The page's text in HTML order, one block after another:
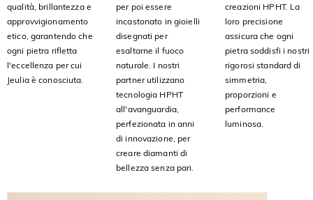
qualità, brillantezza e
approvvigionamento
etico, garantendo che
ogni pietra rifletta
l'eccellenza per cui
Jeulia è conosciuta.
per poi essere
incastonato in gioielli
disegnati per
esaltarne il fuoco
naturale. I nostri
partner utilizzano
tecnologia HPHT
all'avanguardia,
perfezionata in anni
di innovazione, per
creare diamanti di
bellezza senza pari.
creazioni HPHT. La
loro precisione
assicura che ogni
pietra soddisfi i nostri
rigorosi standard di
simmetria,
proporzioni e
performance
luminosa.